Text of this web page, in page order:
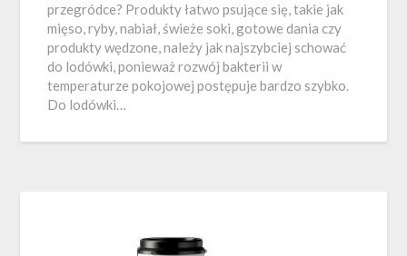
przegródce? Produkty łatwo psujące się, takie jak
mięso, ryby, nabiał, świeże soki, gotowe dania czy
produkty wędzone, należy jak najszybciej schować
do lodówki, ponieważ rozwój bakterii w
temperaturze pokojowej postępuje bardzo szybko.
Do lodówki…